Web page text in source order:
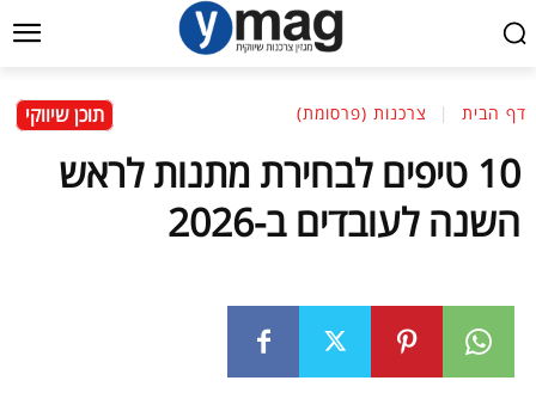
דף הבית צרכנות (פרסומת) תוכן שיווקי
10 טיפים לבחירת מתנות לראש
השנה לעובדים ב-2026